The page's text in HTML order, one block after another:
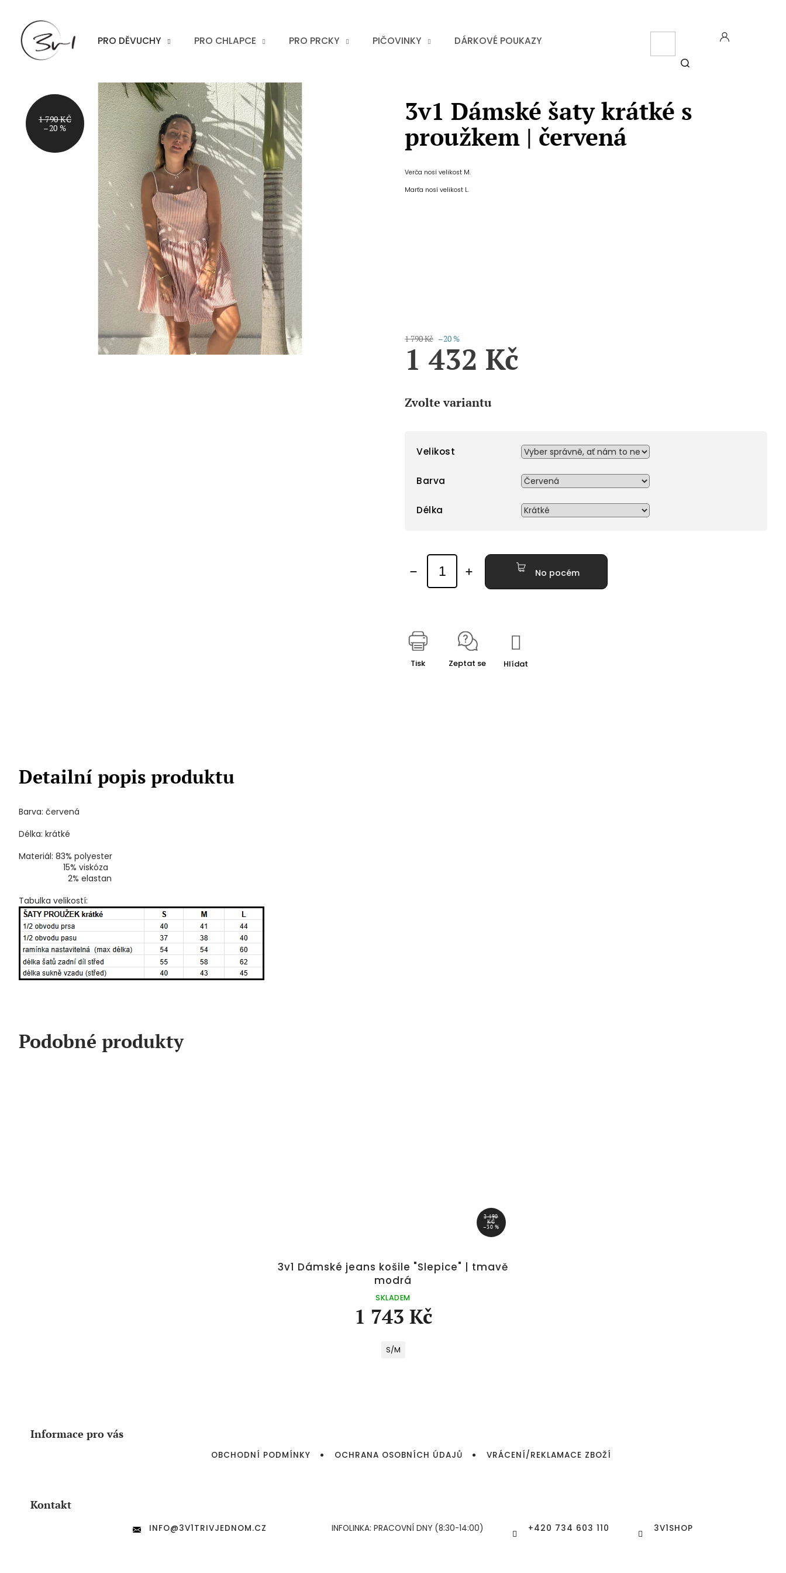
obsah
PRO DĚVUCHY PRO CHLAPCE PRO PRCKY PIČOVINKY DÁRKOVÉ POUKAZY
AKCE
1 790 KČ
–20 %
3v1 Dámské šaty krátké s
proužkem | červená
Verča nosí velikost M.
Marťa nosí velikost L.
1 790 Kč –20 %
1 432 Kč
Zvolte variantu
Velikost
Barva
Délka
No pocém
Tisk Zeptat se Hlídat
Detailní popis produktu
Barva: červená
Délka: krátké
Materiál: 83% polyester
15% viskóza
2% elastan
Tabulka velikostí:
Podobné produkty
2 490
KČ
–30 %
3v1 Dámské jeans košile "Slepice" | tmavě
modrá
SKLADEM
1 743 Kč
S/M
Informace pro vás
OBCHODNÍ PODMÍNKY OCHRANA OSOBNÍCH ÚDAJŮ VRÁCENÍ/REKLAMACE ZBOŽÍ
Kontakt
INFO@3V1TRIVJEDNOM.CZ INFOLINKA: PRACOVNÍ DNY (8:30-14:00) +420 734 603 110 3V1SHOP